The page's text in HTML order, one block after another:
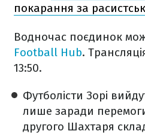
покарання за
Водночас поєдинок
Football Hub.
13:50.
Футболісти Зорі
лише заради
другого Шахтаря